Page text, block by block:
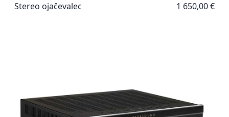
Stereo ojačevalec
1 650,00 €